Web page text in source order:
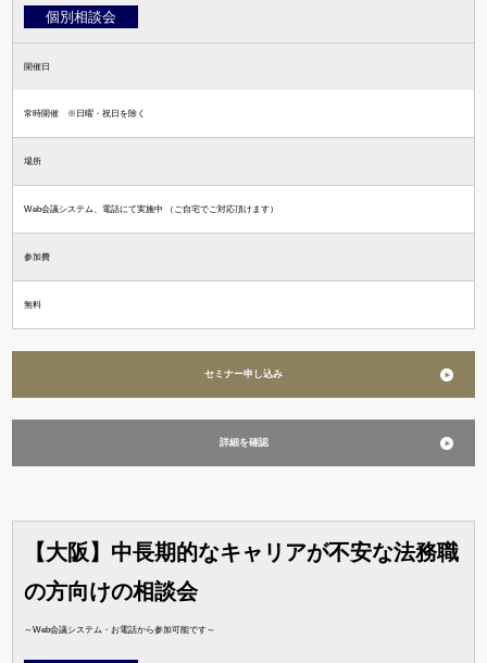
個別相談会
開催日
常時開催 ※日曜・祝日を除く
場所
Web会議システム、電話にて実施中 （ご自宅でご対応頂けます）
参加費
無料
セミナー申し込み
詳細を確認
【大阪】中長期的なキャリアが不安な法務職
の方向けの相談会
～Web会議システム・お電話から参加可能です～